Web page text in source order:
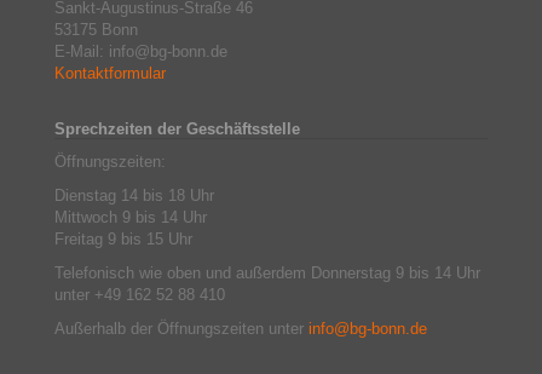
Sankt-Augustinus-Straße 46
53175 Bonn
E-Mail: info@bg-bonn.de
Kontaktformular
Sprechzeiten der Geschäftsstelle
Öffnungszeiten:
Dienstag 14 bis 18 Uhr
Mittwoch 9 bis 14 Uhr
Freitag 9 bis 15 Uhr
Telefonisch wie oben und außerdem Donnerstag 9 bis 14 Uhr
unter +49 162 52 88 410
Außerhalb der Öffnungszeiten unter info@bg-bonn.de